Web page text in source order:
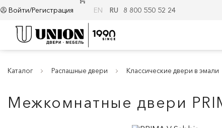
Войти/Регистрация EN RU 8 800 550 52 24
Каталог Распашные двери Классические двери в эмали
Межкомнатные двери